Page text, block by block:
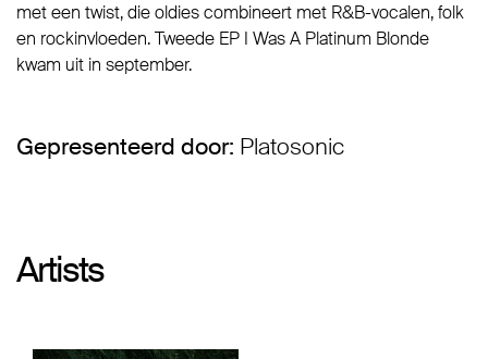
met een twist, die oldies combineert met R&B-vocalen, folk
en rockinvloeden. Tweede EP I Was A Platinum Blonde
kwam uit in september.
Gepresenteerd door: Platosonic
Artists